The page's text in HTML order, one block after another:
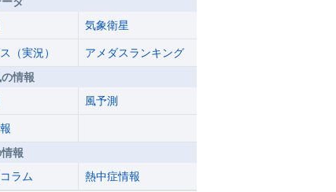
気象衛星
（実況）
アメダスランキング
情報
風予測
報
ラム
熱中症情報